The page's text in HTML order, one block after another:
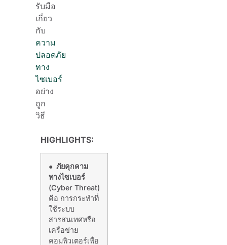
รับมือ
เกี่ยว
กับ
ความ
ปลอดภัย
ทาง
ไซเบอร์
อย่าง
ถูก
วิธี
HIGHLIGHTS:
● ภัยคุกคาม
ทางไซเบอร์
(Cyber Threat)
คือ การกระทำที่
ใช้ระบบ
สารสนเทศหรือ
เครือข่าย
คอมพิวเตอร์เพื่อ